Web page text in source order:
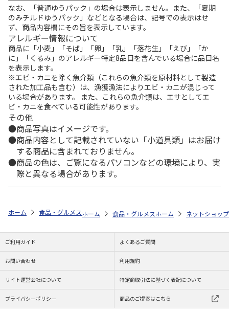
なお、「普通ゆうパック」の場合は表示しません。また、「夏期
のみチルドゆうパック」などとなる場合は、記号での表示はせ
ず、商品内容欄にその旨を表示しています。
アレルギー情報について
商品に「小麦」「そば」「卵」「乳」「落花生」「えび」「か
に」「くるみ」のアレルギー特定8品目を含んでいる場合に品目名
を表示します。
※エビ・カニを除く魚介類（これらの魚介類を原材料として製造
された加工品も含む）は、漁獲漁法によりエビ・カニが混じって
いる場合があります。 また、これらの魚介類は、エサとしてエ
ビ・カニを食べている可能性があります。
その他
商品写真はイメージです。
商品内容として記載されていない「小道具類」はお届け
する商品に含まれておりません。
商品の色は、ご覧になるパソコンなどの環境により、実
際と異なる場合があります。
ホーム 食品・グルメストア 都道府県から探す 山形県 秋りんご
ホーム 食品・グルメストア 都道府県から探す
ホーム ネットショップ
ご利用ガイド よくあるご質問
お問い合わせ 利用規約
サイト運営会社について 特定商取引法に基づく表記について
プライバシーポリシー 商品のご提案はこちら